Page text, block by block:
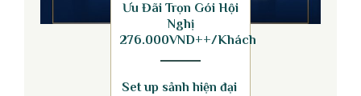
Ưu Đãi Trọn Gói Hội
Nghị
276.000VND++/Khách
Set up sảnh hiện đại